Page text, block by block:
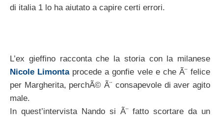
di italia 1 lo ha aiutato a capire certi errori.
L’ex gieffino racconta che la storia con la milanese
Nicole Limontaprocede a gonfie vele e che Ã¨ felice
per Margherita, perchÃ© Ã¨ consapevole di aver agito
male.
In quest’intervista Nando si Ã¨ fatto scortare da un